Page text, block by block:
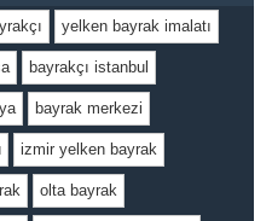
yelken bayrak imalatı
bayrakçı istanbul
bayrak merkezi
izmir yelken bayrak
olta bayrak